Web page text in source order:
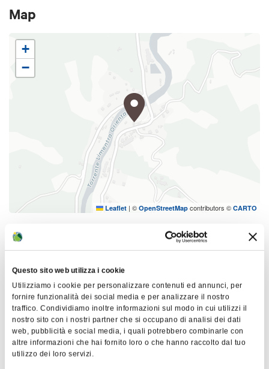
Questo sito web utilizza i cookie
Utilizziamo i cookie per personalizzare contenuti ed annunci, per
fornire funzionalità dei social media e per analizzare il nostro
traffico. Condividiamo inoltre informazioni sul modo in cui utilizzi il
nostro sito con i nostri partner che si occupano di analisi dei dati
web, pubblicità e social media, i quali potrebbero combinarle con
altre informazioni che hai fornito loro o che hanno raccolto dal tuo
utilizzo dei loro servizi.
Map
+
−
Leaflet | © OpenStreetMap contributors © CARTO
Mattei Museum
SP62
HOW TO GET THERE
Interests